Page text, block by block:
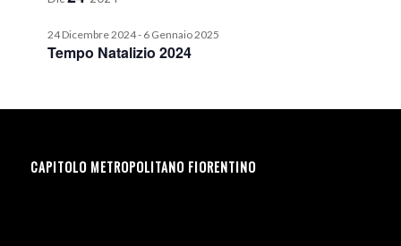
24 Dicembre 2024- 6 Gennaio 2025
Tempo Natalizio 2024
CAPITOLO METROPOLITANO FIORENTINO